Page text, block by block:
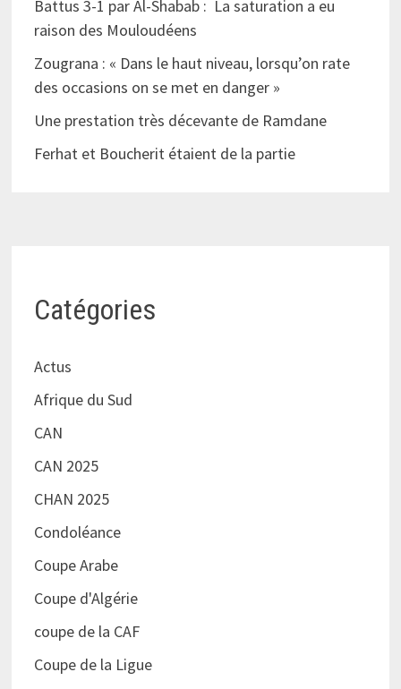
Battus 3-1 par Al-Shabab : La saturation a eu
raison des Mouloudéens
Zougrana : « Dans le haut niveau, lorsqu’on rate
des occasions on se met en danger »
Une prestation très décevante de Ramdane
Ferhat et Boucherit étaient de la partie
Catégories
Actus
Afrique du Sud
CAN
CAN 2025
CHAN 2025
Condoléance
Coupe Arabe
Coupe d'Algérie
coupe de la CAF
Coupe de la Ligue